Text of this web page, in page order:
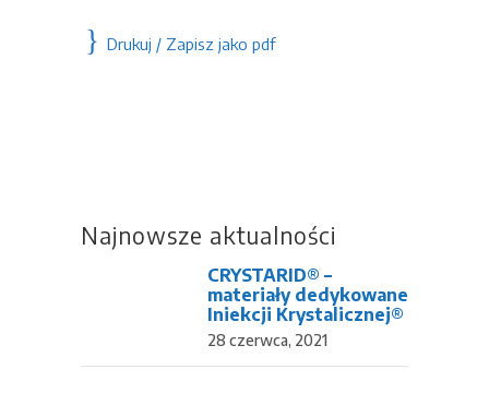
Drukuj / Zapisz jako pdf
Najnowsze aktualności
CRYSTARID® –
materiały dedykowane
Iniekcji Krystalicznej®
28 czerwca, 2021